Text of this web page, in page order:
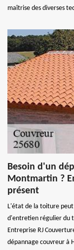
maîtrise des diverses
Besoin d'un
Montmartin ?
présent
L'état de la toiture peut
d'entretien régulier du
Entreprise RJ
dépannage couvreur à